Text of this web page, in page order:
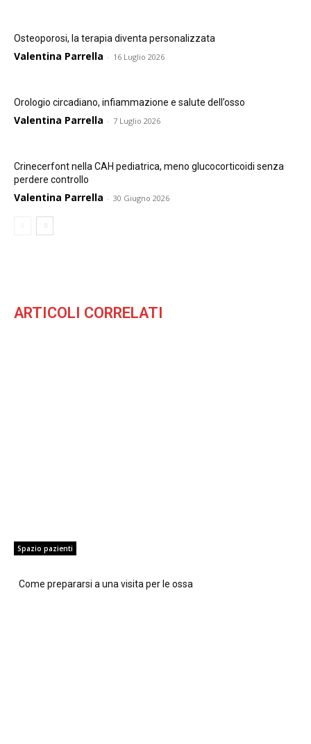
Osteoporosi, la terapia diventa personalizzata
Valentina Parrella - 16 Luglio 2026
Orologio circadiano, infiammazione e salute dell’osso
Valentina Parrella - 7 Luglio 2026
Crinecerfont nella CAH pediatrica, meno glucocorticoidi senza
perdere controllo
Valentina Parrella - 30 Giugno 2026
ARTICOLI CORRELATI
Spazio pazienti
Come prepararsi a una visita per le ossa